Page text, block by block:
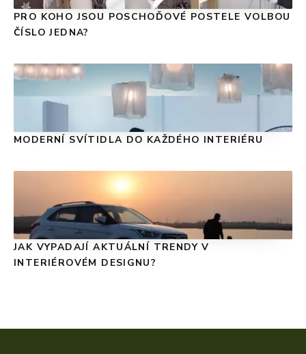
PRO KOHO JSOU POSCHOĎOVÉ POSTELE VOLBOU
ČÍSLO JEDNA?
MODERNÍ SVÍTIDLA DO KAŽDÉHO INTERIÉRU
JAK VYPADAJÍ AKTUÁLNÍ TRENDY V
INTERIÉROVÉM DESIGNU?